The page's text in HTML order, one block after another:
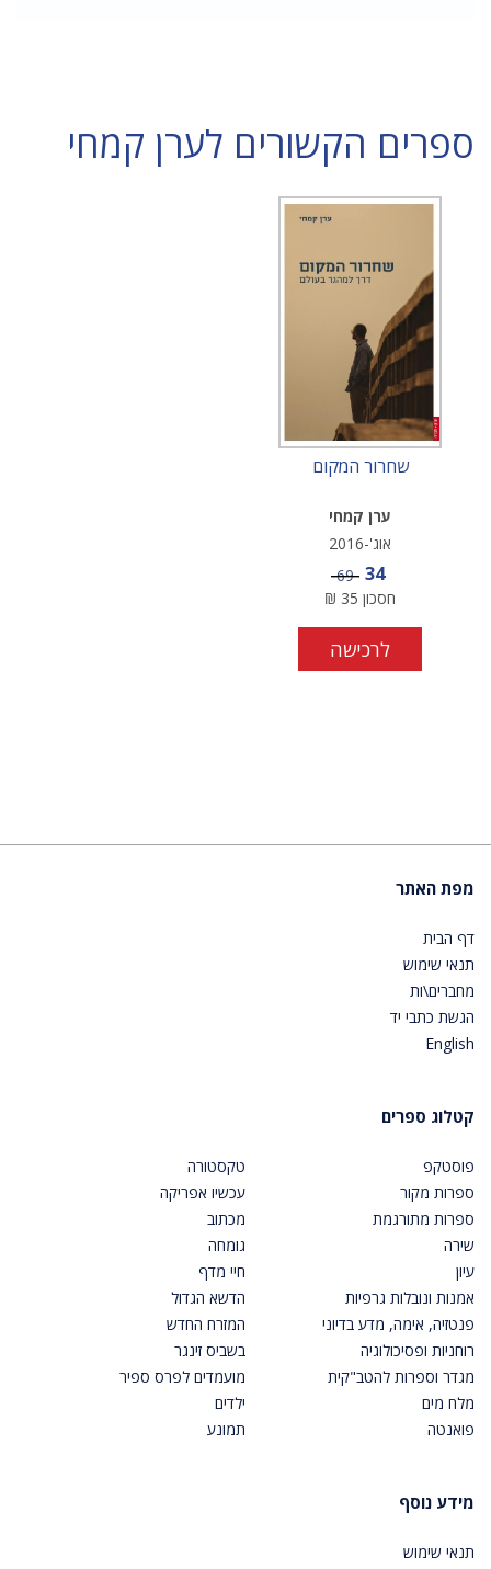
ספרים הקשורים לערן קמחי
שחרור המקום
ערן קמחי
אוג'-2016
מחיר מבצע
34 מחיר
69
חסכון 35
₪
לרכישה
מפת האתר
דף הבית
תנאי שימוש
מחברים\ות
הגשת כתבי יד
English
קטלוג ספרים
פוסטקפ
ספרות מקור
ספרות מתורגמת
שירה
עיון
אמנות ונובלות גרפיות
פנטזיה, אימה, מדע בדיוני
רוחניות ופסיכולוגיה
מגדר וספרות להטב"קית
מלח מים
פואנטה
טקסטורה
עכשיו אפריקה
מכתוב
גומחה
חיי מדף
הדשא הגדול
המזרח החדש
בשביס זינגר
מועמדים לפרס ספיר
ילדים
תמונע
מידע נוסף
תנאי שימוש